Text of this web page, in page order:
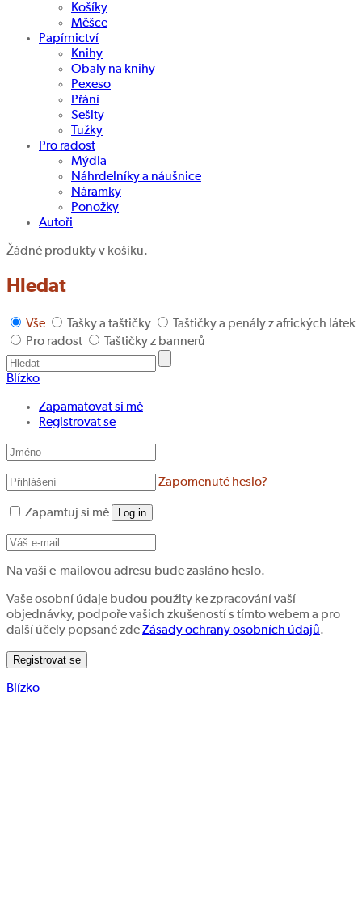
Košíky
Měšce
Papírnictví
Knihy
Obaly na knihy
Pexeso
Přání
Sešity
Tužky
Pro radost
Mýdla
Náhrdelníky a náušnice
Náramky
Ponožky
Autoři
Žádné produkty v košíku.
Hledat
Vše Tašky a taštičky
Taštičky a penály z afrických látek
Pro radost
Taštičky z bannerů
Blízko
Zapamatovat si mě
Registrovat se
Zapomenuté heslo?
Zapamtuj si mě Log in
Na vaši e-mailovou adresu bude zasláno heslo.
Vaše osobní údaje budou použity ke zpracování vaší
objednávky, podpoře vašich zkušeností s tímto webem a pro
další účely popsané zdeZásady ochrany osobních údajů.
Registrovat se
Blízko